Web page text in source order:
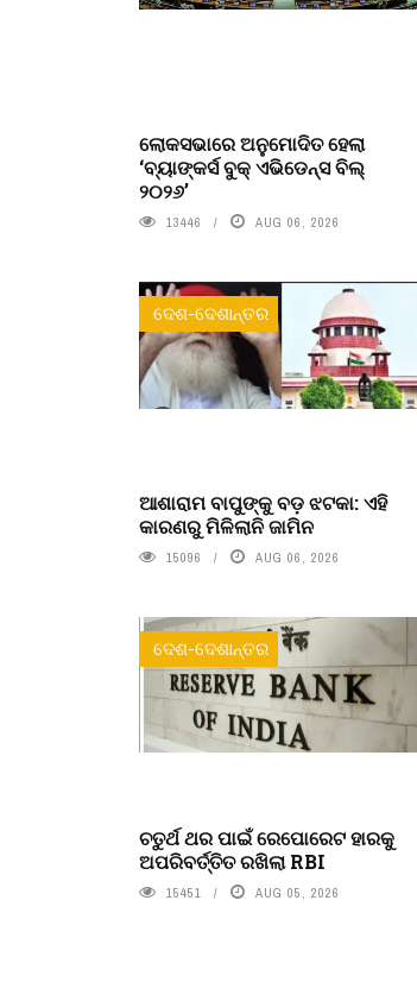
ଲୋକସଭାରେ ଅନୁମୋଦିତ ହେଲା
‘ବ୍ୟାଙ୍କର୍ସ ବୁକ୍ ଏଭିଡେନ୍ସ ବିଲ୍
୨୦୨୬’
13446 AUG 06, 2026
ଦେଶ-ଦେଶାନ୍ତର
ଆଶାରାମ ବାପୁଙ୍କୁ ବଡ଼ ଝଟକା: ଏହି
କାରଣରୁ ମିଳିଲାନି ଜାମିନ
15096 AUG 06, 2026
ଦେଶ-ଦେଶାନ୍ତର
ଚତୁର୍ଥ ଥର ପାଇଁ ରେପୋରେଟ ହାରକୁ
ଅପରିବର୍ତ୍ତିତ ରଖିଲା RBI
15451 AUG 05, 2026